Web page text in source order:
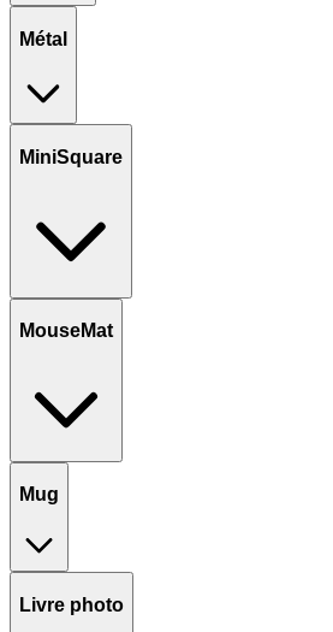
Métal
MiniSquare
MouseMat
Mug
Livre photo